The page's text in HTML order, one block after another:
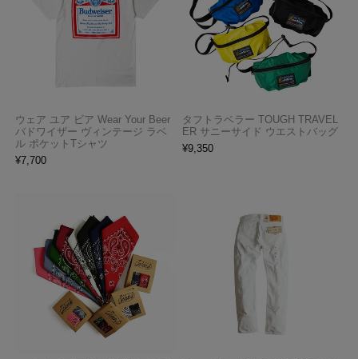
ウェア ユア ビア Wear Your Beer
バドワイザー ヴィンテージ ラベ
ル ポケットTシャツ
¥7,700
タフトラベラー TOUGH TRAVEL
ER サニーサイド ウエストバッグ
¥9,350